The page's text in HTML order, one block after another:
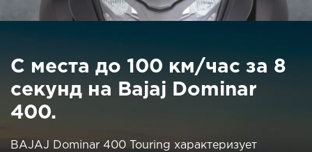
С места до 100 км/час за 8
секунд на Bajaj Dominar
400.
BAJAJ Dominar 400 Touring характеризует